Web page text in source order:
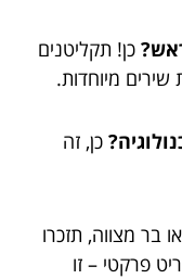
כן! תקליטנים
מיוחדות.
כן, זה
מצווה, תזכרו
פרקטי – זו